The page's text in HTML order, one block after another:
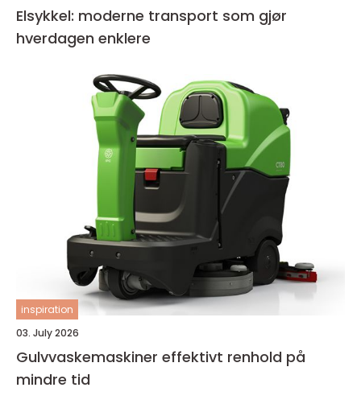
Elsykkel: moderne transport som gjør
hverdagen enklere
inspiration
03. July 2026
Gulvvaskemaskiner effektivt renhold på
mindre tid